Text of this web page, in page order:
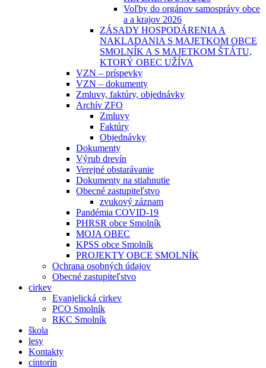
Voľby do orgánov samosprávy obce
a a krajov 2026
ZÁSADY HOSPODÁRENIA A
NAKLADANIA S MAJETKOM OBCE
SMOLNÍK A S MAJETKOM ŠTÁTU,
KTORÝ OBEC UŽÍVA
VZN – príspevky
VZN – dokumenty
Zmluvy, faktúry, objednávky
Archív ZFO
Zmluvy
Faktúry
Objednávky
Dokumenty
Výrub drevín
Verejné obstarávanie
Dokumenty na stiahnutie
Obecné zastupiteľstvo
zvukový záznam
Pandémia COVID-19
PHRSR obce Smolník
MOJA OBEC
KPSS obce Smolník
PROJEKTY OBCE SMOLNÍK
Ochrana osobných údajov
Obecné zastupiteľstvo
cirkev
Evanjelická cirkev
PCO Smolník
RKC Smolník
škola
lesy
Kontakty
cintorín